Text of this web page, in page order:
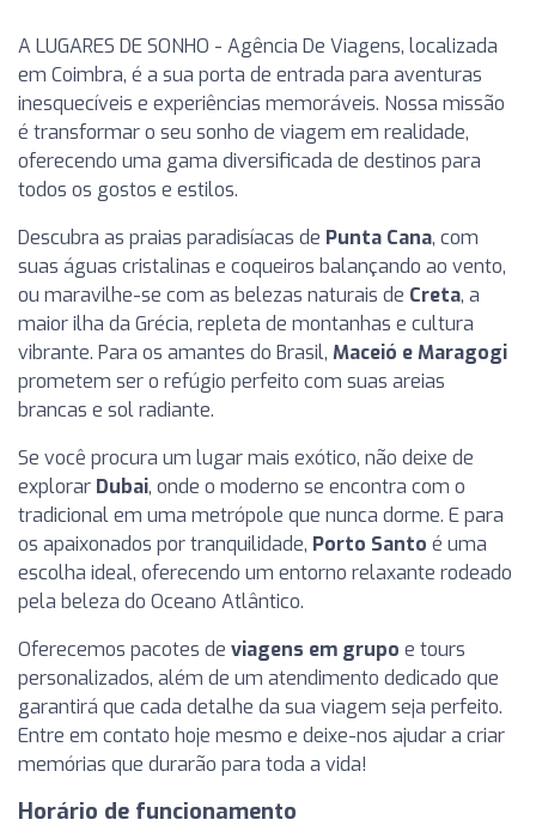
A LUGARES DE SONHO - Agência De Viagens, localizada
em Coimbra, é a sua porta de entrada para aventuras
inesquecíveis e experiências memoráveis. Nossa missão
é transformar o seu sonho de viagem em realidade,
oferecendo uma gama diversificada de destinos para
todos os gostos e estilos.
Descubra as praias paradisíacas de Punta Cana, com
suas águas cristalinas e coqueiros balançando ao vento,
ou maravilhe-se com as belezas naturais de Creta, a
maior ilha da Grécia, repleta de montanhas e cultura
vibrante. Para os amantes do Brasil, Maceió e Maragogi
prometem ser o refúgio perfeito com suas areias
brancas e sol radiante.
Se você procura um lugar mais exótico, não deixe de
explorar Dubai, onde o moderno se encontra com o
tradicional em uma metrópole que nunca dorme. E para
os apaixonados por tranquilidade, Porto Santo é uma
escolha ideal, oferecendo um entorno relaxante rodeado
pela beleza do Oceano Atlântico.
Oferecemos pacotes de viagens em grupo e tours
personalizados, além de um atendimento dedicado que
garantirá que cada detalhe da sua viagem seja perfeito.
Entre em contato hoje mesmo e deixe-nos ajudar a criar
memórias que durarão para toda a vida!
Horário de funcionamento